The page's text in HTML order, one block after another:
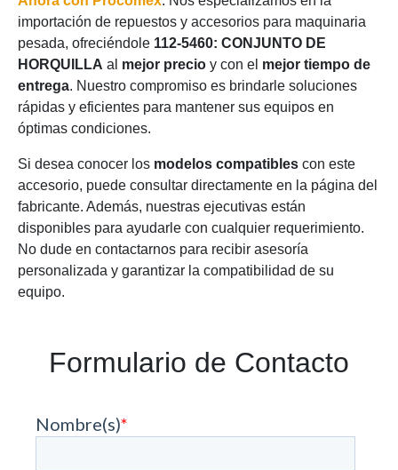
importación de repuestos y accesorios para maquinaria
pesada, ofreciéndole 112-5460: CONJUNTO DE
HORQUILLA al mejor precio y con el mejor tiempo de
entrega. Nuestro compromiso es brindarle soluciones
rápidas y eficientes para mantener sus equipos en
óptimas condiciones.
Si desea conocer los modelos compatibles con este
accesorio, puede consultar directamente en la página del
fabricante. Además, nuestras ejecutivas están
disponibles para ayudarle con cualquier requerimiento.
No dude en contactarnos para recibir asesoría
personalizada y garantizar la compatibilidad de su
equipo.
Formulario de Contacto